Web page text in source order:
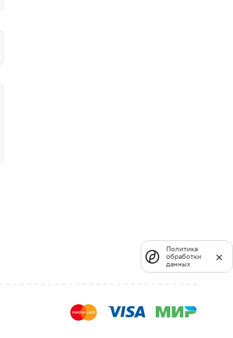
Политика
обработки
данных